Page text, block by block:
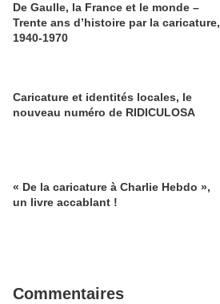
De Gaulle, la France et le monde –
Trente ans d’histoire par la caricature,
1940-1970
Caricature et identités locales, le
nouveau numéro de RIDICULOSA
« De la caricature à Charlie Hebdo »,
un livre accablant !
Commentaires